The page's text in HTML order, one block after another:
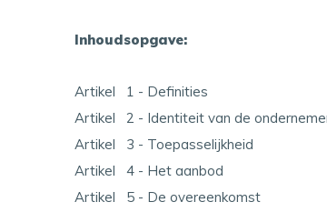
Inhoudsopgave:
Artikel 1 - Definities
Artikel 2 - Identiteit van de
Artikel 3 - Toepasselijkheid
Artikel 4 - Het aanbod
Artikel 5 - De overeenkomst